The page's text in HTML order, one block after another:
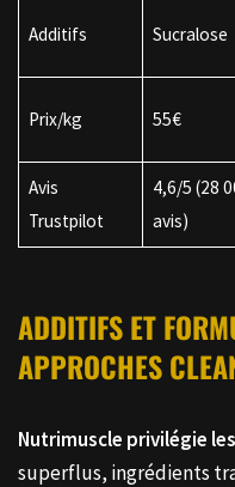
Additifs Sucralose
Prix/kg 55€
Avis
Trustpilot
4,6/5 (28
avis)
ADDITIFS ET
APPROCHES
Nutrimuscle privilégie
superflus, ingrédients